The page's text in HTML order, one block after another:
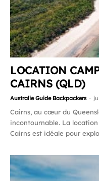
LOCATION
CAIRNS (QLD)
Australie Guide Backpackers -
Cairns, au cœur du
incontournable. La
Cairns est idéale pour